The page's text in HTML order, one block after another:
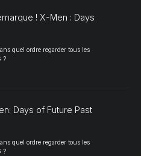
! X-Men : Days
quel ordre regarder tous les
?
Days of Future Past
quel ordre regarder tous les
?